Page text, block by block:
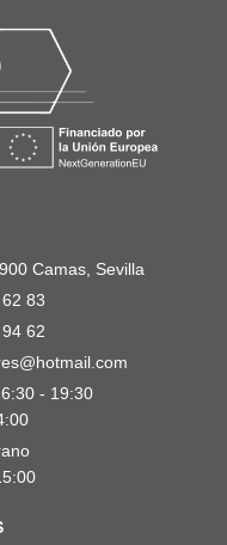
Camas, Sevilla
83
62
- 19:30